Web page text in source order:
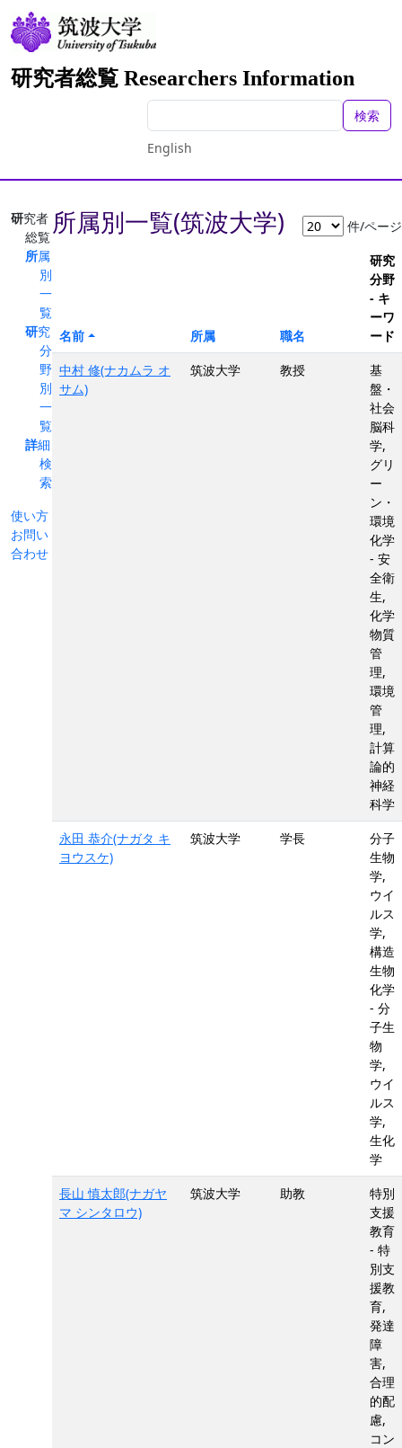
研究者総覧 Researchers Information
検索
English
研究者
総覧
所属
別
一
覧
研究
分
野
別
一
覧
詳細
検
索
使い方
お問い
合わせ
所属別一覧(筑波大学) 件/ページ
名前 所属 職名
研究
分野
- キ
ーワ
ード
中村 修(ナカムラ オ
サム)
筑波大学 教授
基
盤・
社会
脳科
学,
グリ
ー
ン・
環境
化学
- 安
全衛
生,
化学
物質
管
理,
環境
管
理,
計算
論的
神経
科学
永田 恭介(ナガタ キ
ヨウスケ)
筑波大学 学長
分子
生物
学,
ウイ
ルス
学,
構造
生物
化学
- 分
子生
物
学,
ウイ
ルス
学,
生化
学
長山 慎太郎(ナガヤ
マ シンタロウ)
筑波大学 助教
特別
支援
教育
- 特
別支
援教
育,
発達
障
害,
合理
的配
慮,
コン